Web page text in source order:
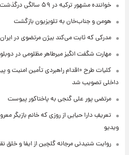
خواننده مشهور ترکیه در ۵۹ سالگی درگذشت
هومن و جناب‌خان به تلویزیون بازگشت
مدرکی که ثابت می‌کند بیژن مرتضوی در ایران
مهارت شگفت انگیز میرطاهر مظلومی در
کلیات طرح «اقدام راهبردی تأمین امنیت و
داخلی تصویب شد
مرتضی پور علی گنجی به پاختاکور پیوست
تعریفِ دارا حیایی از روزی که خانم بازیگر
ویدیو
روایت شنیدنی مرجانه گلچین از ایفا و خلق